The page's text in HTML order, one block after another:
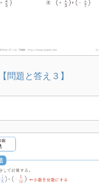
【問題と答え３】